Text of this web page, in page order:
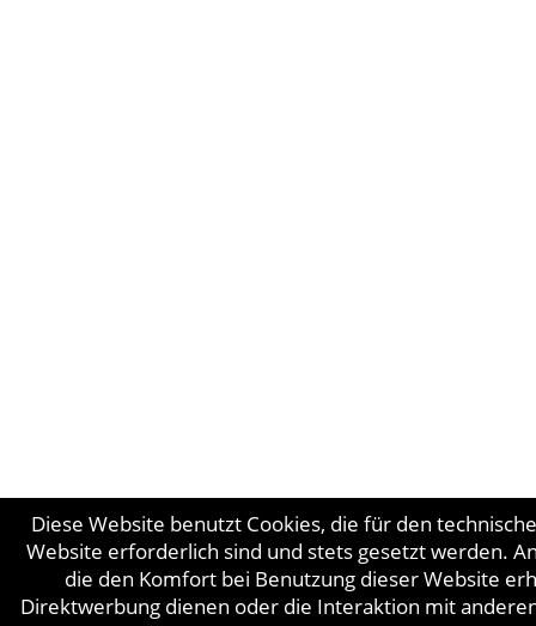
Diese Website benutzt Cookies, die für den
Website erforderlich sind und stets gesetzt werden.
die den Komfort bei Benutzung dieser Website
Direktwerbung dienen oder die Interaktion mit